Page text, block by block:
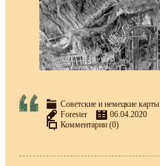
Советские и немецкие карты
Forester
06.04.2020
Комментарии (0)